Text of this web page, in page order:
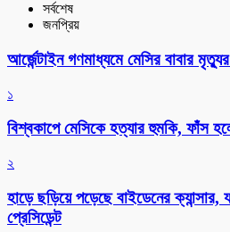
সর্বশেষ
জনপ্রিয়
আর্জেন্টাইন গণমাধ্যমে মেসির বাবার
১
বিশ্বকাপে মেসিকে হত্যার হুমকি, ফাঁস
২
হাড়ে ছড়িয়ে পড়েছে বাইডেনের ক্যান্সার,
প্রেসিডেন্ট